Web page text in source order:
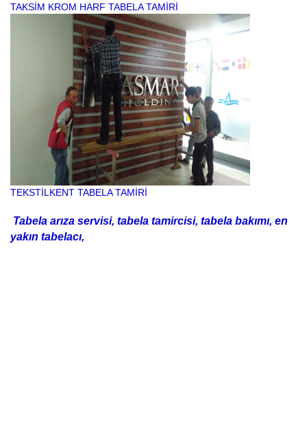
TAKSİM KROM HARF TABELA TAMİRİ
TEKSTİLKENT TABELA TAMİRİ
Tabela arıza servisi, tabela tamircisi, tabela bakımı, en
yakın tabelacı,